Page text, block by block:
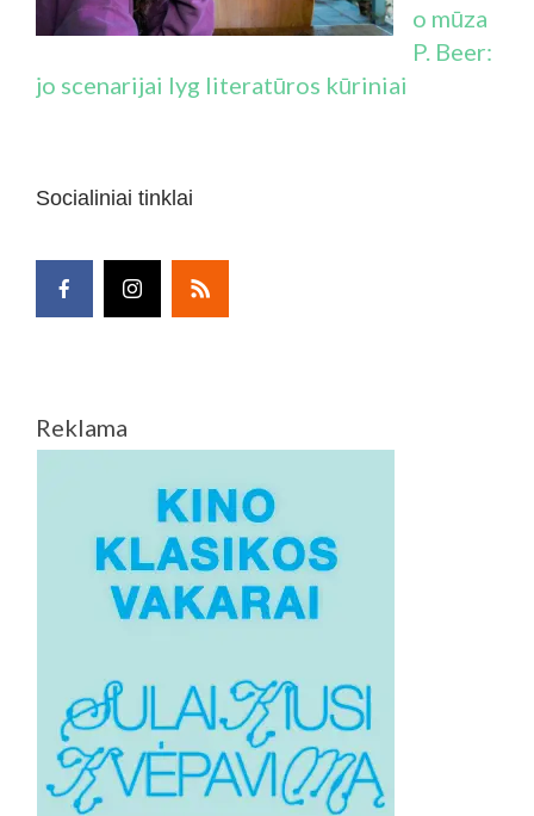
o mūza
P. Beer:
jo scenarijai lyg literatūros kūriniai
Socialiniai tinklai
Reklama